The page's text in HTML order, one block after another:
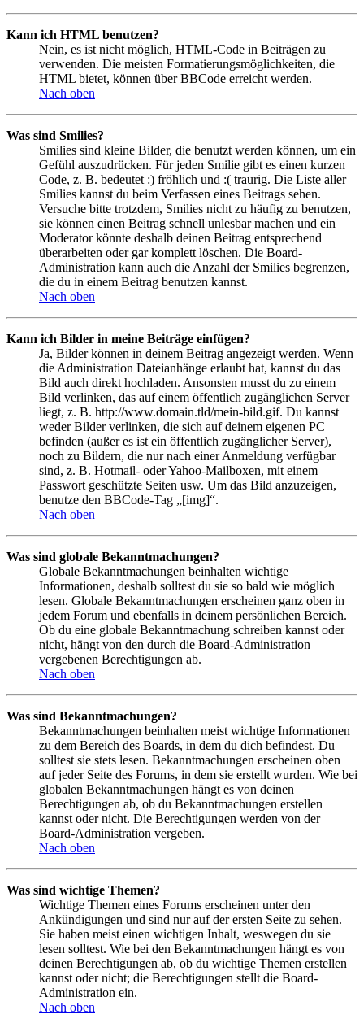
Kann ich HTML benutzen?
Nein, es ist nicht möglich, HTML-Code in Beiträgen zu
verwenden. Die meisten Formatierungsmöglichkeiten, die
HTML bietet, können über BBCode erreicht werden.
Nach oben
Was sind Smilies?
Smilies sind kleine Bilder, die benutzt werden können, um ein
Gefühl auszudrücken. Für jeden Smilie gibt es einen kurzen
Code, z. B. bedeutet :) fröhlich und :( traurig. Die Liste aller
Smilies kannst du beim Verfassen eines Beitrags sehen.
Versuche bitte trotzdem, Smilies nicht zu häufig zu benutzen,
sie können einen Beitrag schnell unlesbar machen und ein
Moderator könnte deshalb deinen Beitrag entsprechend
überarbeiten oder gar komplett löschen. Die Board-
Administration kann auch die Anzahl der Smilies begrenzen,
die du in einem Beitrag benutzen kannst.
Nach oben
Kann ich Bilder in meine Beiträge einfügen?
Ja, Bilder können in deinem Beitrag angezeigt werden. Wenn
die Administration Dateianhänge erlaubt hat, kannst du das
Bild auch direkt hochladen. Ansonsten musst du zu einem
Bild verlinken, das auf einem öffentlich zugänglichen Server
liegt, z. B. http://www.domain.tld/mein-bild.gif. Du kannst
weder Bilder verlinken, die sich auf deinem eigenen PC
befinden (außer es ist ein öffentlich zugänglicher Server),
noch zu Bildern, die nur nach einer Anmeldung verfügbar
sind, z. B. Hotmail- oder Yahoo-Mailboxen, mit einem
Passwort geschützte Seiten usw. Um das Bild anzuzeigen,
benutze den BBCode-Tag „[img]“.
Nach oben
Was sind globale Bekanntmachungen?
Globale Bekanntmachungen beinhalten wichtige
Informationen, deshalb solltest du sie so bald wie möglich
lesen. Globale Bekanntmachungen erscheinen ganz oben in
jedem Forum und ebenfalls in deinem persönlichen Bereich.
Ob du eine globale Bekanntmachung schreiben kannst oder
nicht, hängt von den durch die Board-Administration
vergebenen Berechtigungen ab.
Nach oben
Was sind Bekanntmachungen?
Bekanntmachungen beinhalten meist wichtige Informationen
zu dem Bereich des Boards, in dem du dich befindest. Du
solltest sie stets lesen. Bekanntmachungen erscheinen oben
auf jeder Seite des Forums, in dem sie erstellt wurden. Wie bei
globalen Bekanntmachungen hängt es von deinen
Berechtigungen ab, ob du Bekanntmachungen erstellen
kannst oder nicht. Die Berechtigungen werden von der
Board-Administration vergeben.
Nach oben
Was sind wichtige Themen?
Wichtige Themen eines Forums erscheinen unter den
Ankündigungen und sind nur auf der ersten Seite zu sehen.
Sie haben meist einen wichtigen Inhalt, weswegen du sie
lesen solltest. Wie bei den Bekanntmachungen hängt es von
deinen Berechtigungen ab, ob du wichtige Themen erstellen
kannst oder nicht; die Berechtigungen stellt die Board-
Administration ein.
Nach oben